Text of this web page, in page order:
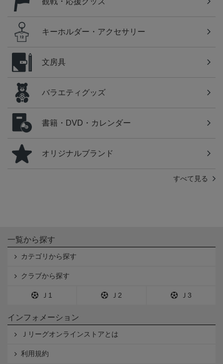
キーホルダー・アクセサリー
文房具
バラエティグッズ
書籍・DVD・カレンダー
オリジナルブランド
すべて見る
一覧から探す
カテゴリから探す
クラブから探す
Ｊ1 Ｊ2 Ｊ3
インフォメーション
Ｊリーグオンラインストアとは
利用規約